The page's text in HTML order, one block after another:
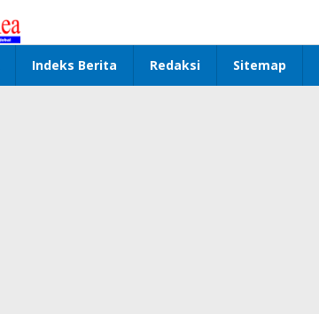
Indeks Berita Redaksi Sitemap